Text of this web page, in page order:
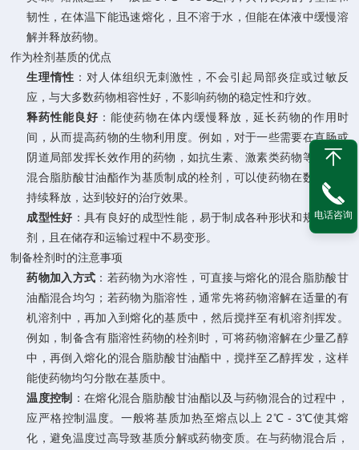
韧性，在体温下能迅速熔化，且不溶于水，但能在体液中缓慢溶
解并释放药物。
作为栓剂基质的优点
生理惰性 ：对人体组织无刺激性，不会引起局部炎症或过敏反
应，与大多数药物相容性好，不影响药物的稳定性和疗效。
释药性能良好 ：能使药物在体内缓慢释放，延长药物的作用时
间，从而提高药物的生物利用度。例如，对于一些需要在直肠或
阴道局部发挥长效作用的药物，如抗生素、激素类药物等，使用
混合脂肪酸甘油酯作为基质制成的栓剂，可以使药物在数小时内
持续释放，达到较好的治疗效果。
成型性好 ：具有良好的成型性能，易于制成各种形状和规格的栓
剂，且在储存和运输过程中不易变形。
制备栓剂时的注意事项
药物加入方式 ：若药物为水溶性，可直接与熔化的混合脂肪酸甘
油酯混合均匀；若药物为脂溶性，通常先将药物溶解在适量的有
机溶剂中，再加入到熔化的基质中，然后搅拌至有机溶剂挥发。
例如，制备含有脂溶性药物的栓剂时，可将药物溶解在少量乙醇
中，再倒入熔化的混合脂肪酸甘油酯中，搅拌至乙醇挥发，这样
能使药物均匀分散在基质中。
温度控制
：在熔化混合脂肪酸甘油酯以及与药物混合的过程中，
应严格控制温度。一般将基质加热至熔点以上 2℃ - 3℃使其熔
化，避免温度过高导致基质分解或药物变质。在与药物混合后，
电话咨询